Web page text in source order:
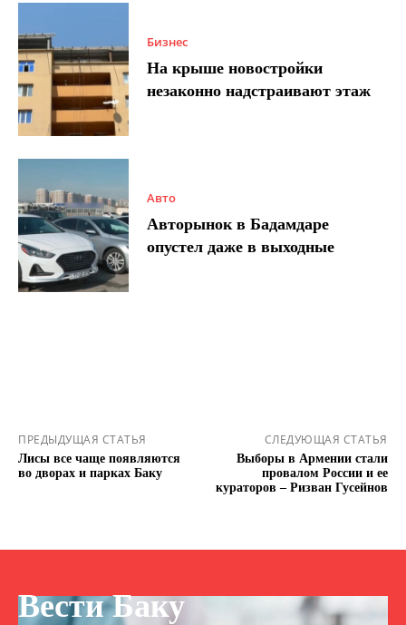
Бизнес
На крыше новостройки
незаконно надстраивают этаж
Авто
Авторынок в Бадамдаре
опустел даже в выходные
ПРЕДЫДУЩАЯ СТАТЬЯ
Лисы все чаще появляются
во дворах и парках Баку
СЛЕДУЮЩАЯ СТАТЬЯ
Выборы в Армении стали
провалом России и ее
кураторов – Ризван Гусейнов
Вести Баку